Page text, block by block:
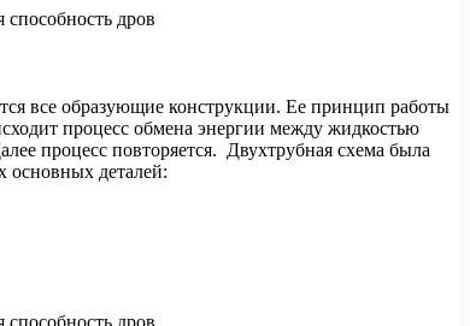
все образующие конструкции. Ее принцип работы
процесс обмена энергии между жидкостью
процесс повторяется. Двухтрубная схема была
основных деталей: